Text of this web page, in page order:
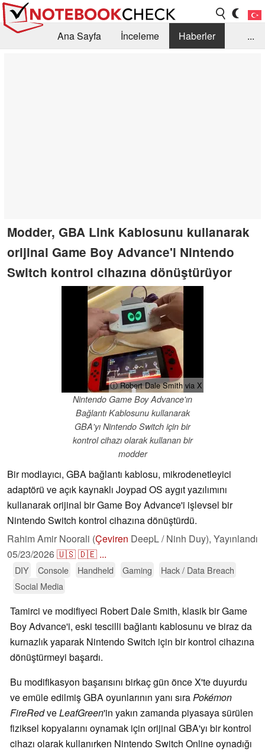
Ana Sayfa İnceleme
Haberler
...
Modder, GBA Link Kablosunu kullanarak
orijinal Game Boy Advance'i Nintendo
Switch kontrol cihazına dönüştürüyor
ⓘ Robert Dale Smith via X
Nintendo Game Boy Advance'ın
Bağlantı Kablosunu kullanarak
GBA'yı Nintendo Switch için bir
kontrol cihazı olarak kullanan bir
modder
Bir modlayıcı, GBA bağlantı kablosu, mikrodenetleyici
adaptörü ve açık kaynaklı Joypad OS aygıt yazılımını
kullanarak orijinal bir Game Boy Advance'i işlevsel bir
Nintendo Switch kontrol cihazına dönüştürdü.
Rahim Amir Noorali (Çeviren DeepL / Ninh Duy), Yayınlandı
05/23/2026🇺🇸🇩🇪 ...
DIY Console Handheld Gaming
Hack / Data Breach
Social Media
Tamirci ve modifiyeci Robert Dale Smith, klasik bir Game
Boy Advance'i, eski tescilli bağlantı kablosunu ve biraz da
kurnazlık yaparak Nintendo Switch için bir kontrol cihazına
dönüştürmeyi başardı.
Bu modifikasyon başarısını birkaç gün önce X'te duyurdu
ve emüle edilmiş GBA oyunlarının yanı sıraPokémon
FireRedveLeafGreen'in yakın zamanda piyasaya sürülen
fiziksel kopyalarını oynamak için orijinal GBA'yı bir kontrol
cihazı olarak kullanırken Nintendo Switch Online oynadığı